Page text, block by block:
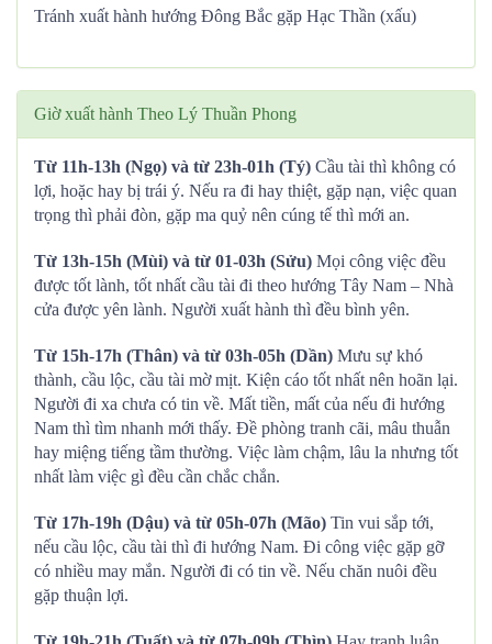
Tránh xuất hành hướng Đông Bắc gặp Hạc Thần (xấu)
Giờ xuất hành Theo Lý Thuần Phong
Từ 11h-13h (Ngọ) và từ 23h-01h (Tý) Cầu tài thì không có
lợi, hoặc hay bị trái ý. Nếu ra đi hay thiệt, gặp nạn, việc quan
trọng thì phải đòn, gặp ma quỷ nên cúng tế thì mới an.
Từ 13h-15h (Mùi) và từ 01-03h (Sửu) Mọi công việc đều
được tốt lành, tốt nhất cầu tài đi theo hướng Tây Nam – Nhà
cửa được yên lành. Người xuất hành thì đều bình yên.
Từ 15h-17h (Thân) và từ 03h-05h (Dần) Mưu sự khó
thành, cầu lộc, cầu tài mờ mịt. Kiện cáo tốt nhất nên hoãn lại.
Người đi xa chưa có tin về. Mất tiền, mất của nếu đi hướng
Nam thì tìm nhanh mới thấy. Đề phòng tranh cãi, mâu thuẫn
hay miệng tiếng tầm thường. Việc làm chậm, lâu la nhưng tốt
nhất làm việc gì đều cần chắc chắn.
Từ 17h-19h (Dậu) và từ 05h-07h (Mão) Tin vui sắp tới,
nếu cầu lộc, cầu tài thì đi hướng Nam. Đi công việc gặp gỡ
có nhiều may mắn. Người đi có tin về. Nếu chăn nuôi đều
gặp thuận lợi.